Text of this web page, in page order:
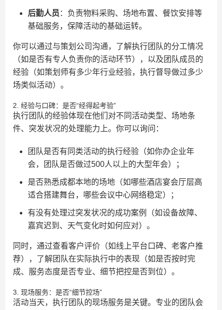
​后勤人员​ ​：负责物料采购、场地布置、餐饮安排等
基础服务，保障活动的基础运转。
你可以通过与策划公司沟通，了解执行团队的分工情况
（如是否有专人负责你的活动环节），以及团队成员的
经验（如策划师有多少年行业经验，执行督导做过多少
场类似活动）。
2. 经验与口碑：是否“经得起考验”
执行团队的经验体现在他们对不同活动类型、场地条
件、突发状况的处理能力上。你可以询问：
团队是否有同类活动的执行经验（如你办企业年
会，团队是否做过500人以上的大型年会）；
是否熟悉成都本地的场地（如哪些酒店宴会厅层高
适合搭建舞台，哪些会议中心网络稳定）；
有没有处理过突发状况的成功案例（如设备故障、
嘉宾迟到、天气变化时如何应对）。
同时，通过查看客户评价（如线上平台口碑、老客户推
荐），了解团队在实际执行中的表现（如是否按时完
成、服务态度是否专业、细节把控是否到位）。
3. 现场服务：是否“细节控场”
活动当天，执行团队的现场服务是关键。专业的团队会